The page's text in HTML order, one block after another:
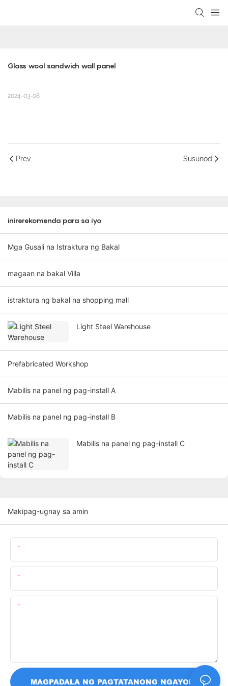
Glass wool sandwich wall panel
2024-03-08
Prev Susunod
inirerekomenda para sa iyo
Mga Gusali na Istraktura ng Bakal
magaan na bakal Villa
istraktura ng bakal na shopping mall
Light Steel Warehouse
Prefabricated Workshop
Mabilis na panel ng pag-install A
Mabilis na panel ng pag-install B
Mabilis na panel ng pag-install C
Makipag-ugnay sa amin
MAGPADALA NG PAGTATANONG NGAYON